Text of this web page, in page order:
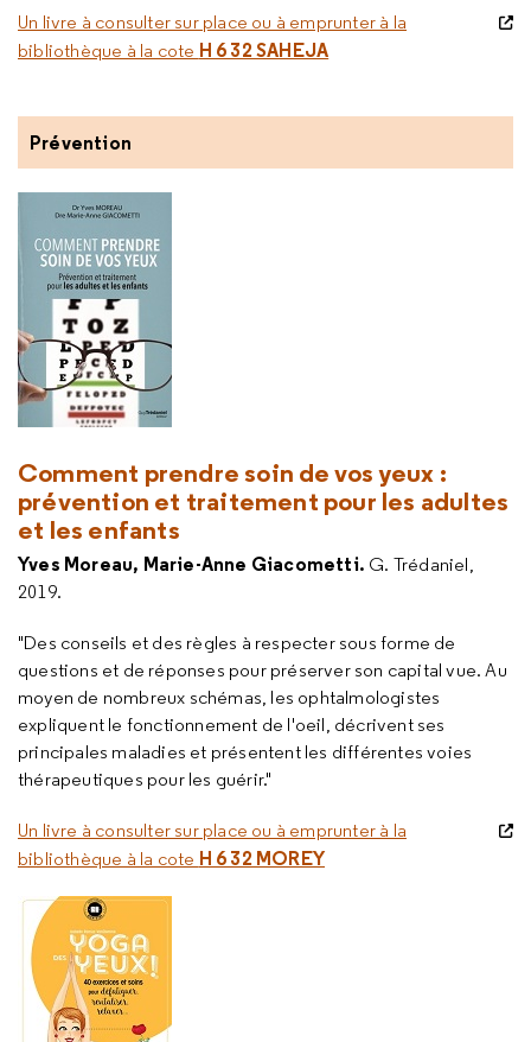
Un livre à consulter sur place ou à emprunter à la
bibliothèque à la cote H 6 32 SAHEJA
Prévention
Comment prendre soin de vos yeux :
prévention et traitement pour les adultes
et les enfants
Yves Moreau, Marie-Anne Giacometti. G. Trédaniel,
2019.
"Des conseils et des règles à respecter sous forme de
questions et de réponses pour préserver son capital vue. Au
moyen de nombreux schémas, les ophtalmologistes
expliquent le fonctionnement de l'oeil, décrivent ses
principales maladies et présentent les différentes voies
thérapeutiques pour les guérir."
Un livre à consulter sur place ou à emprunter à la
bibliothèque à la cote H 6 32 MOREY